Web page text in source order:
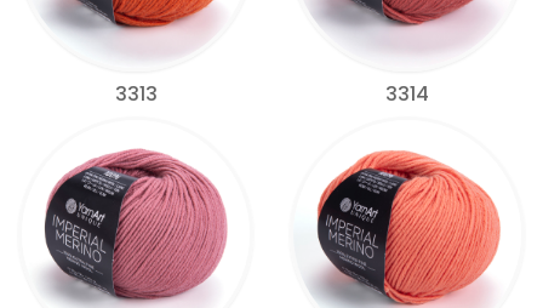
3313 3314